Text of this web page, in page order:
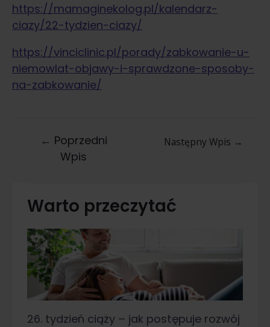
https://mamaginekolog.pl/kalendarz-
ciazy/22-tydzien-ciazy/
https://vinciclinic.pl/porady/zabkowanie-u-
niemowlat-objawy-i-sprawdzone-sposoby-
na-zabkowanie/
← Poprzedni
Wpis
Następny Wpis →
Warto przeczytać
26. tydzień ciąży – jak postępuje rozwój